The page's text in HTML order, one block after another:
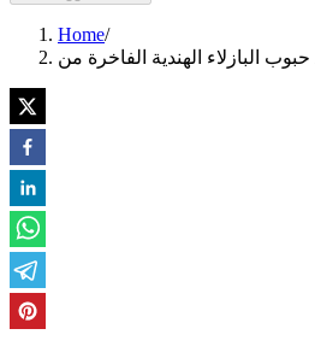
Home/